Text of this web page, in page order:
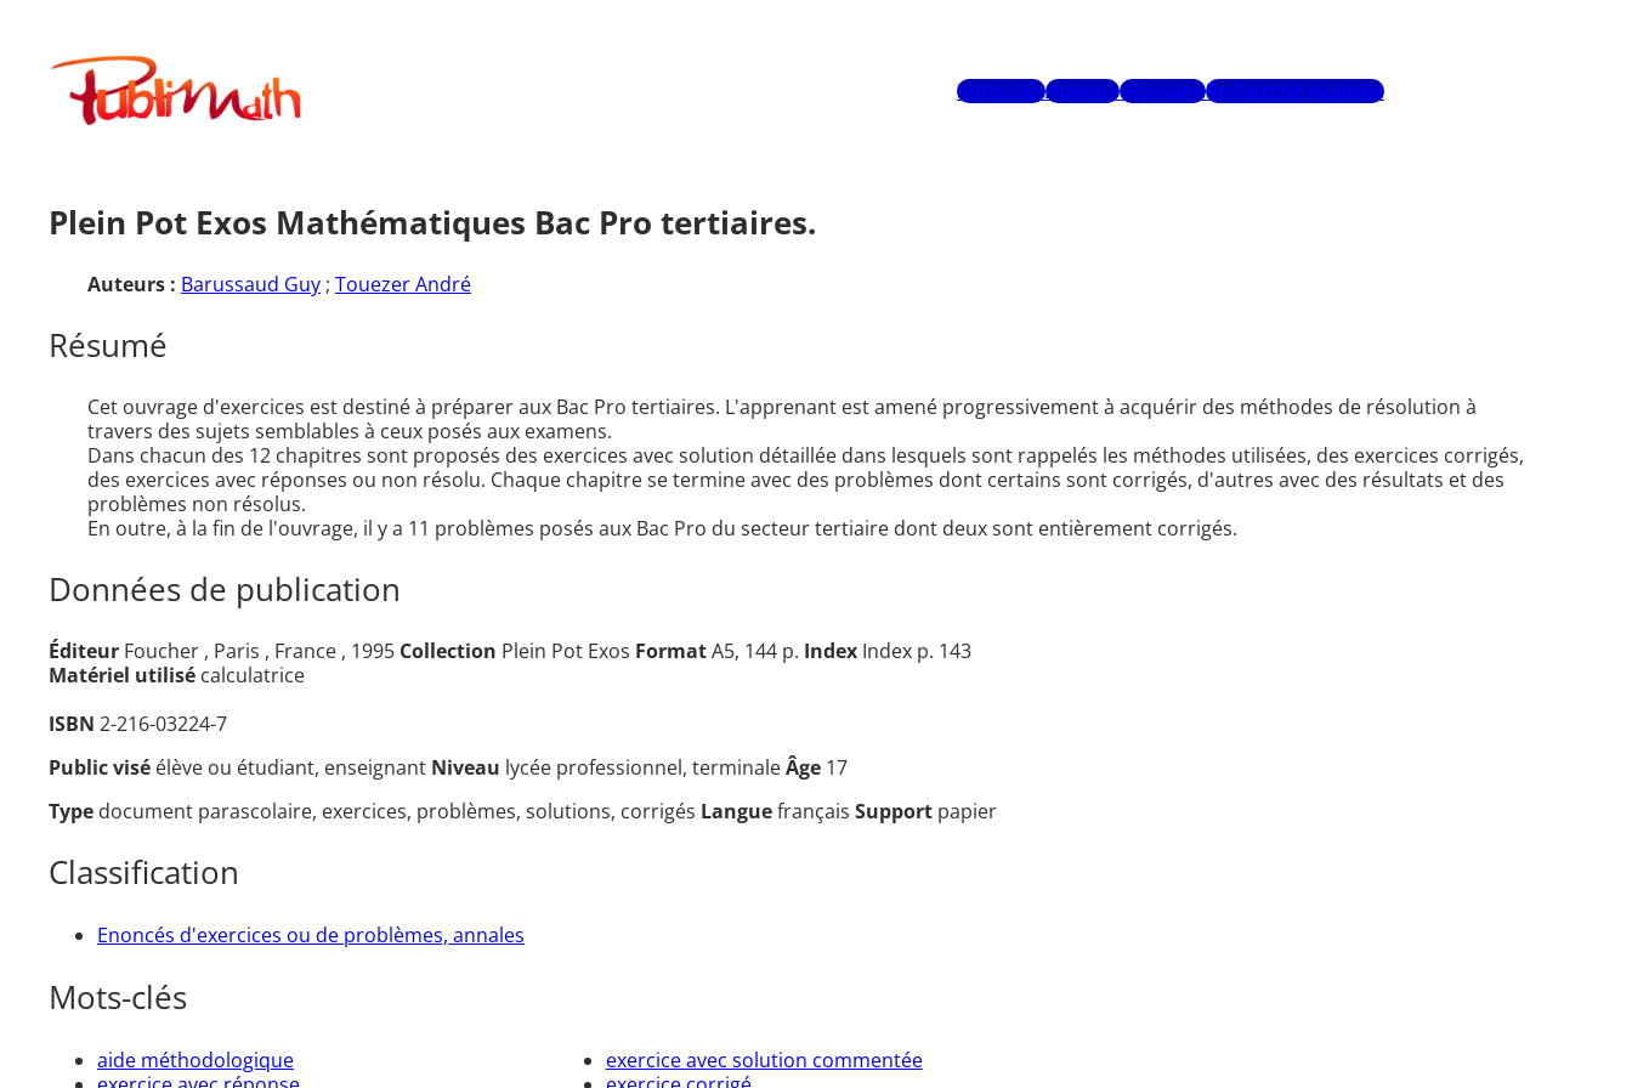
contenuPublimath
Mots-clésAuteursGlossaireRecherche avancée
Plein Pot Exos Mathématiques Bac Pro tertiaires.
Auteurs : Barussaud Guy ; Touezer André
Résumé
Cet ouvrage d'exercices est destiné à préparer aux Bac Pro tertiaires. L'apprenant est amené progressivement à acquérir des méthodes de résolution à
travers des sujets semblables à ceux posés aux examens.
Dans chacun des 12 chapitres sont proposés des exercices avec solution détaillée dans lesquels sont rappelés les méthodes utilisées, des exercices corrigés,
des exercices avec réponses ou non résolu. Chaque chapitre se termine avec des problèmes dont certains sont corrigés, d'autres avec des résultats et des
problèmes non résolus.
En outre, à la fin de l'ouvrage, il y a 11 problèmes posés aux Bac Pro du secteur tertiaire dont deux sont entièrement corrigés.
Données de publication
Éditeur Foucher , Paris , France , 1995 Collection Plein Pot Exos FormatA5, 144 p. Index Index p. 143
Matériel utilisé calculatrice
ISBN 2-216-03224-7
Public visé élève ou étudiant, enseignant Niveau lycée professionnel, terminaleÂge 17
Type document parascolaire, exercices, problèmes, solutions, corrigés Languefrançais Support papier
Classification
Enoncés d'exercices ou de problèmes, annales
Mots-clés
aide méthodologique
exercice avec solution commentée